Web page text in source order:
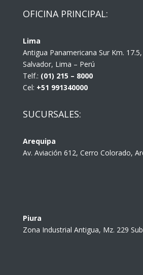
OFICINA PRINCIPAL:
Lima
Antigua Panamericana Sur Km.
Salvador, Lima – Perú
Telf.: (01) 215 – 8000
Cel: +51 991340000
SUCURSALES:
Arequipa
Av. Aviación 612, Cerro Colorado,
Piura
Zona Industrial Antigua, Mz. 229